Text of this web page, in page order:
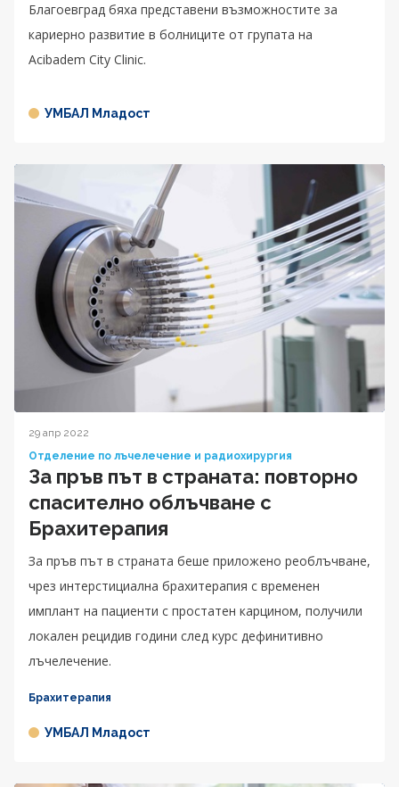
Благоевград бяха представени възможностите за
кариерно развитие в болниците от групата на
Acibadem City Clinic.
УМБАЛ Младост
29 апр 2022
Отделение по лъчелечение и радиохирургия
За пръв път в страната: повторно
спасително облъчване с
Брахитерапия
За пръв път в страната беше приложено реоблъчване,
чрез интерстициална брахитерапия с временен
имплант на пациенти с простатен карцином, получили
локален рецидив години след курс дефинитивно
лъчелечение.
Брахитерапия
УМБАЛ Младост